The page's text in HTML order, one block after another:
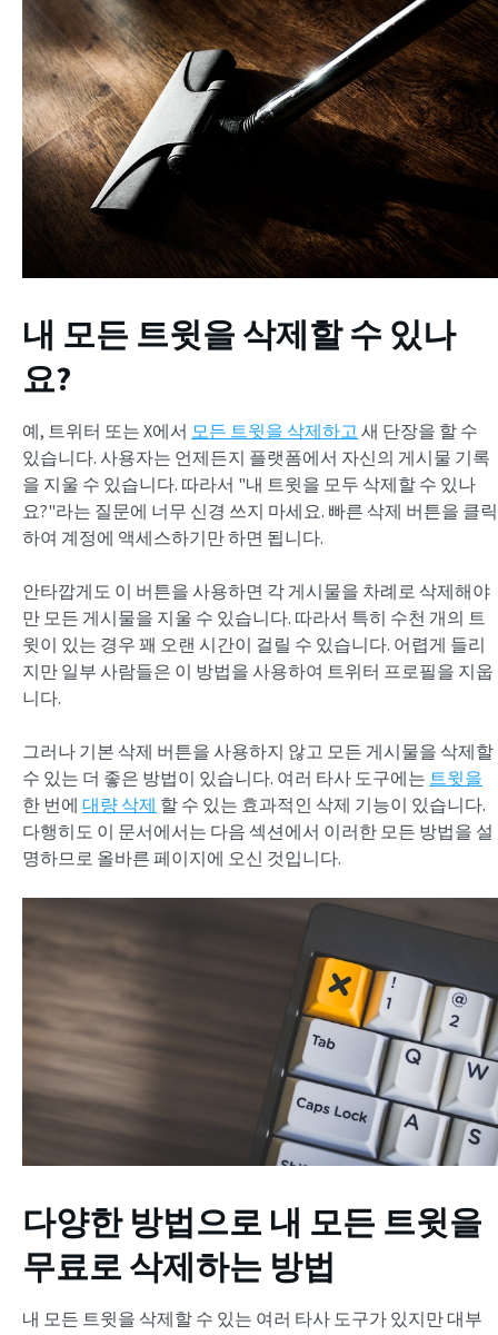
내 모든 트윗을 삭제할 수 있나
요?
예, 트위터 또는 X에서 모든 트윗을 삭제하고 새 단장을 할 수
있습니다. 사용자는 언제든지 플랫폼에서 자신의 게시물 기록
을 지울 수 있습니다. 따라서 "내 트윗을 모두 삭제할 수 있나
요?"라는 질문에 너무 신경 쓰지 마세요. 빠른 삭제 버튼을 클릭
하여 계정에 액세스하기만 하면 됩니다.
안타깝게도 이 버튼을 사용하면 각 게시물을 차례로 삭제해야
만 모든 게시물을 지울 수 있습니다. 따라서 특히 수천 개의 트
윗이 있는 경우 꽤 오랜 시간이 걸릴 수 있습니다. 어렵게 들리
지만 일부 사람들은 이 방법을 사용하여 트위터 프로필을 지웁
니다.
그러나 기본 삭제 버튼을 사용하지 않고 모든 게시물을 삭제할
수 있는 더 좋은 방법이 있습니다. 여러 타사 도구에는 트윗을
한 번에 대량 삭제 할 수 있는 효과적인 삭제 기능이 있습니다.
다행히도 이 문서에서는 다음 섹션에서 이러한 모든 방법을 설
명하므로 올바른 페이지에 오신 것입니다.
다양한 방법으로 내 모든 트윗을
무료로 삭제하는 방법
내 모든 트윗을 삭제할 수 있는 여러 타사 도구가 있지만 대부